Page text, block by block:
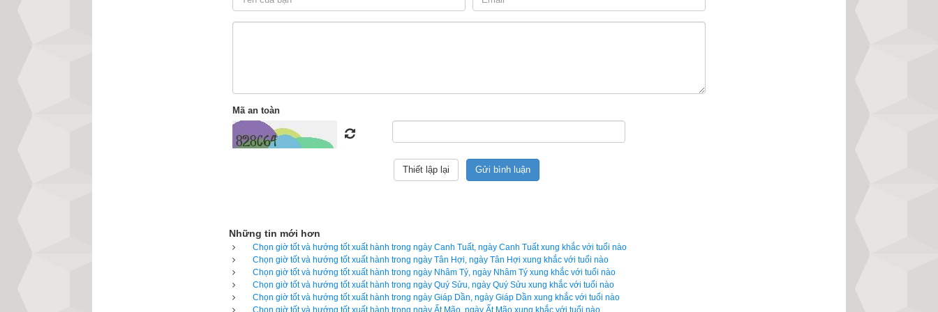
với các phần mềm lịch vạn sự khác.
Ngày cần xem
Ngày khởi sự (DL)
Mã an toàn
Những tin mới hơn
Chọn giờ tốt và hướng tốt xuất hành trong ngày Canh Tuất, ngày Canh Tuất xung khắc với tuổi nào
Chọn giờ tốt và hướng tốt xuất hành trong ngày Tân Hợi, ngày Tân Hợi xung khắc với tuổi nào
Chọn giờ tốt và hướng tốt xuất hành trong ngày Nhâm Tý, ngày Nhâm Tý xung khắc với tuổi nào
Chọn giờ tốt và hướng tốt xuất hành trong ngày Quý Sửu, ngày Quý Sửu xung khắc với tuổi nào
Chọn giờ tốt và hướng tốt xuất hành trong ngày Giáp Dần, ngày Giáp Dần xung khắc với tuổi nào
Chọn giờ tốt và hướng tốt xuất hành trong ngày Ất Mão, ngày Ất Mão xung khắc với tuổi nào